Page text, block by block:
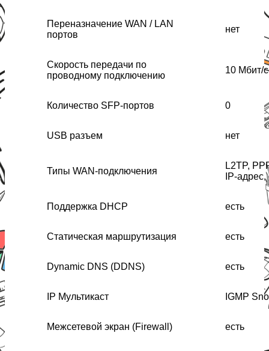
Переназначение WAN / LAN
портов
нет
Скорость передачи по
проводному подключению
10 Мбит/
Количество SFP-портов 0
USB разъем нет
Типы WAN-подключения
L2TP,
IP-
Поддержка DHCP есть
Статическая маршрутизация есть
Dynamic DNS (DDNS) есть
IP Мультикаст IGMP
Межсетевой экран (Firewall) есть